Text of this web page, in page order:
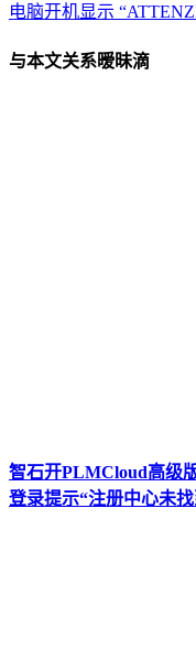
电脑开机显示
与本文关系暧昧滴
智石开PLMCloud高级
登录提示“注册中心未